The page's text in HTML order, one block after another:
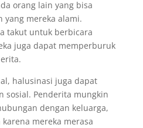
orang lain yang bisa
yang mereka alami.
takut untuk berbicara
juga dapat memperburuk
halusinasi juga dapat
sosial. Penderita mungkin
dengan keluarga,
mereka merasa